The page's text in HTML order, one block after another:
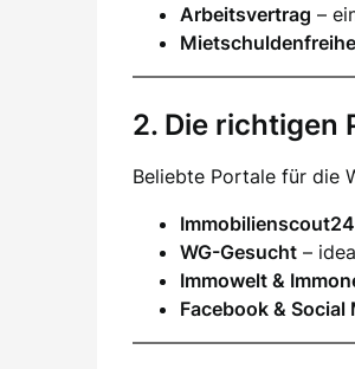
Arbeitsvertrag –
2. Die richtigen
Beliebte Portale für die
Immobilienscout24
WG-Gesucht –
Immowelt &
Facebook & Social